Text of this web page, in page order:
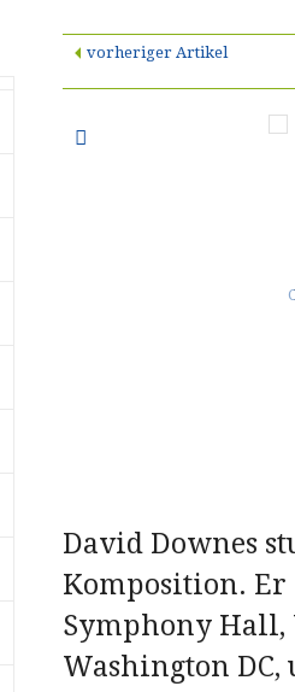
vorheriger Artikel
David Downes
Komposition. Er
Symphony Hall,
Washington